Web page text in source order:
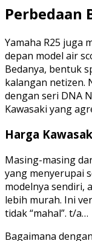
Perbedaan
Yamaha R25 juga
depan model air
Bedanya, bentuk
kalangan netizen.
dengan seri DNA
Kawasaki yang
Harga
Masing-masing
yang menyerupai
modelnya sendiri,
lebih murah. Ini
tidak “mahal”. t/a…
Bagaimana